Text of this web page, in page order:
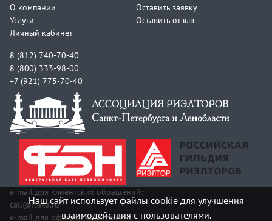
О компании
Услуги
Личный кабинет
Оставить заявку
Оставить отзыв
8 (812) 740-70-40
8 (800) 333-98-00
+7 (921) 775-70-40
e-mail для клиентских обращений:
call@itaka.ru
e-mail для официальных писем:
Наш сайт использует файлы cookie для улучшения
взаимодействия с пользователями.